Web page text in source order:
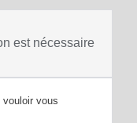
est nécessaire
vous